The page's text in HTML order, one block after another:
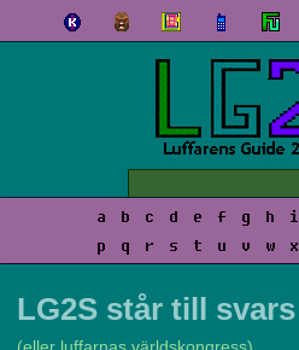
a b c d e f g h i
p
q r s t u v w x
LG2S står till svars